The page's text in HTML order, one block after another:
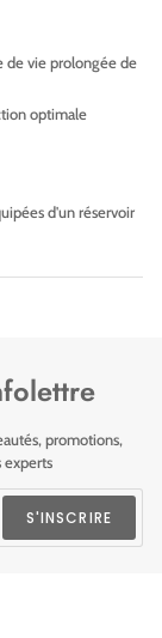
de vie prolongée de
optimale
d'un réservoir
promotions,
experts
S'INSCRIRE